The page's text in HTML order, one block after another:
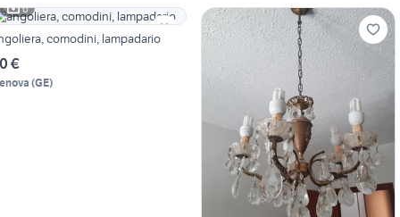
6
comodini, lampadario
€
(GE)